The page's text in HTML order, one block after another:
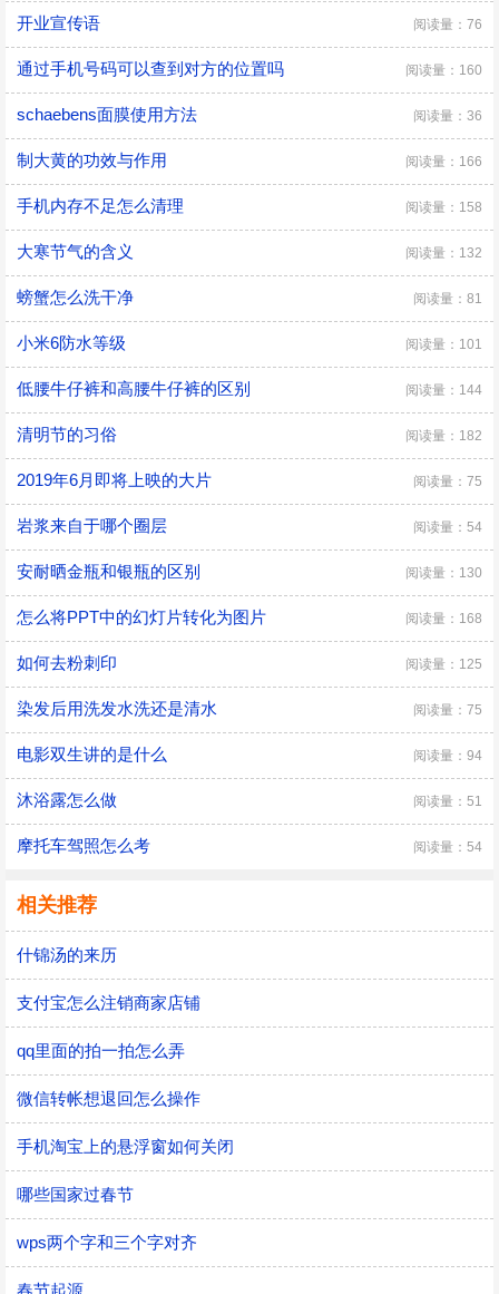
开业宣传语 阅读量：76
通过手机号码可以查到对方的位置吗 阅读量：160
schaebens面膜使用方法 阅读量：36
制大黄的功效与作用 阅读量：166
手机内存不足怎么清理 阅读量：158
大寒节气的含义 阅读量：132
螃蟹怎么洗干净 阅读量：81
小米6防水等级 阅读量：101
低腰牛仔裤和高腰牛仔裤的区别 阅读量：144
清明节的习俗 阅读量：182
2019年6月即将上映的大片 阅读量：75
岩浆来自于哪个圈层 阅读量：54
安耐晒金瓶和银瓶的区别 阅读量：130
怎么将PPT中的幻灯片转化为图片 阅读量：168
如何去粉刺印 阅读量：125
染发后用洗发水洗还是清水 阅读量：75
电影双生讲的是什么 阅读量：94
沐浴露怎么做 阅读量：51
摩托车驾照怎么考 阅读量：54
相关推荐
什锦汤的来历
支付宝怎么注销商家店铺
qq里面的拍一拍怎么弄
微信转帐想退回怎么操作
手机淘宝上的悬浮窗如何关闭
哪些国家过春节
wps两个字和三个字对齐
春节起源